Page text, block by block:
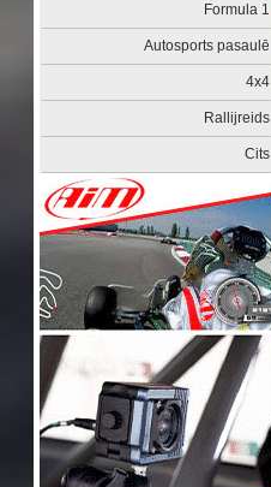
Formula 1
Autosports pasaulē
4x4
Rallijreids
Cits